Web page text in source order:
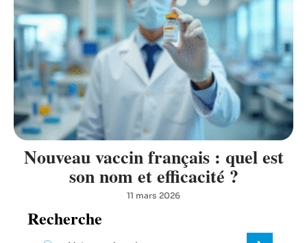
Nouveau vaccin français : quel est
son nom et efficacité ?
11 mars 2026
Recherche